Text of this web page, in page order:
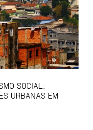
SOCIAL:
URBANAS EM